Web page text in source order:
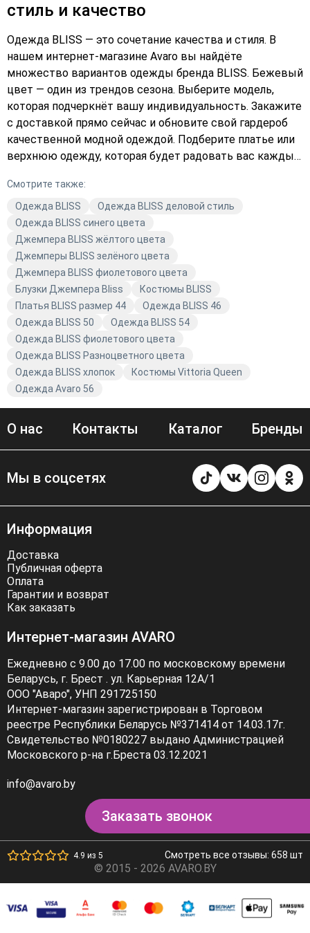
стиль и качество
Одежда BLISS — это сочетание качества и стиля. В
нашем интернет-магазине Avaro вы найдёте
множество вариантов одежды бренда BLISS. Бежевый
цвет — один из трендов сезона. Выберите модель,
которая подчеркнёт вашу индивидуальность. Закажите
с доставкой прямо сейчас и обновите свой гардероб
качественной модной одеждой. Подберите платье или
верхнюю одежду, которая будет радовать вас каждый
стилем Avaro!
Смотрите также:
Одежда BLISS
Одежда BLISS деловой стиль
Одежда BLISS синего цвета
Джемпера BLISS жёлтого цвета
Джемперы BLISS зелёного цвета
Джемпера BLISS фиолетового цвета
Блузки Джемпера Bliss
Костюмы BLISS
Платья BLISS размер 44
Одежда BLISS 46
Одежда BLISS 50
Одежда BLISS 54
Одежда BLISS фиолетового цвета
Одежда BLISS Разноцветного цвета
Одежда BLISS хлопок
Костюмы Vittoria Queen
Одежда Avaro 56
О нас Контакты Каталог Бренды
Мы в соцсетях
Информация
Доставка
Публичная оферта
Оплата
Гарантии и возврат
Как заказать
Интернет-магазин AVARO
Ежедневно с 9.00 до 17.00 по московскому времени
Беларусь, г. Брест . ул. Карьерная 12А/1
ООО "Аваро", УНП 291725150
Интернет-магазин зарегистрирован в Торговом
реестре Республики Беларусь №371414 от 14.03.17г.
Свидетельство №0180227 выдано Администрацией
Московского р-на г.Бреста 03.12.2021
info@avaro.by
Заказать звонок
4.9 из 5 Смотреть все отзывы: 658 шт
© 2015 - 2026 AVARO.BY